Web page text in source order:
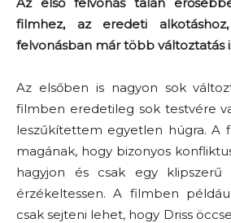
filmhez, az eredeti
felvonásban már több változtatás
Az elsőben is nagyon sok
filmben eredetileg sok testvére
leszűkítettem egyetlen húgra. A
magának, hogy bizonyos
hagyjon és csak egy klipszerű
érzékeltessen. A filmben
csak sejteni lehet, hogy Driss